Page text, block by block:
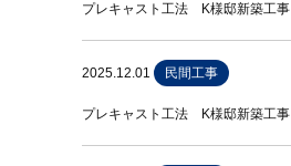
プレキャスト工法 K様邸新築工事
2025.12.01 民間工事
プレキャスト工法 K様邸新築工事